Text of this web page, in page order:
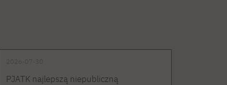
PJATK najlepszą niepubliczną